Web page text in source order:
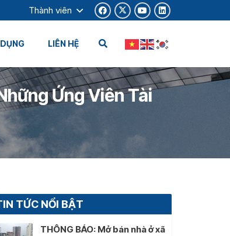
Thành viên
LIÊN HỆ
Ứng Viên Tài
TỨC NỔI BẬT
THÔNG BÁO: Mở bán nhà ở xã